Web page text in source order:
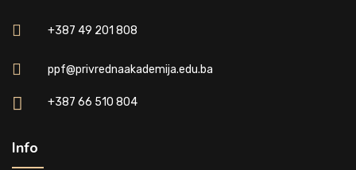
+387 49 201 808
ppf@privrednaakademija.edu.ba
+387 66 510 804
Info